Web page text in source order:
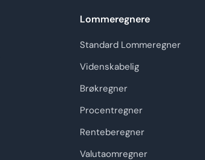
Lommeregnere
Standard Lommeregner
Videnskabelig
Brøkregner
Procentregner
Renteberegner
Valutaomregner